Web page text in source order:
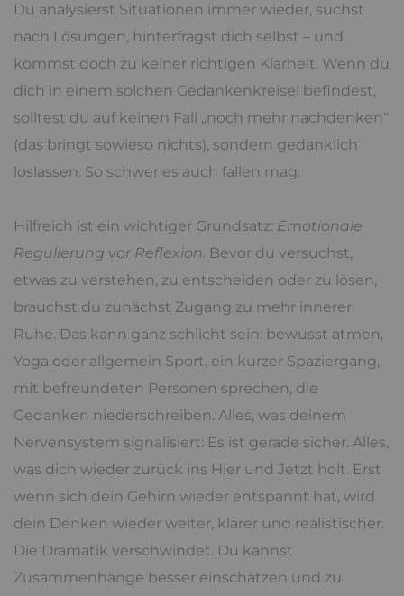
Du analysierst Situationen immer wieder, suchst
nach Lösungen, hinterfragst dich selbst – und
kommst doch zu keiner richtigen Klarheit. Wenn du
dich in einem solchen Gedankenkreisel befindest,
solltest du auf keinen Fall „noch mehr nachdenken“
(das bringt sowieso nichts), sondern gedanklich
loslassen. So schwer es auch fallen mag.
Hilfreich ist ein wichtiger Grundsatz: Emotionale
Regulierung vor Reflexion. Bevor du versuchst,
etwas zu verstehen, zu entscheiden oder zu lösen,
brauchst du zunächst Zugang zu mehr innerer
Ruhe. Das kann ganz schlicht sein: bewusst atmen,
Yoga oder allgemein Sport, ein kurzer Spaziergang,
mit befreundeten Personen sprechen, die
Gedanken niederschreiben. Alles, was deinem
Nervensystem signalisiert: Es ist gerade sicher. Alles,
was dich wieder zurück ins Hier und Jetzt holt. Erst
wenn sich dein Gehirn wieder entspannt hat, wird
dein Denken wieder weiter, klarer und realistischer.
Die Dramatik verschwindet. Du kannst
Zusammenhänge besser einschätzen und zu